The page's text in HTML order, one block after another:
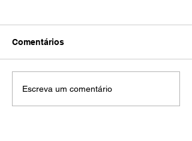
Comentários
Escreva um comentário